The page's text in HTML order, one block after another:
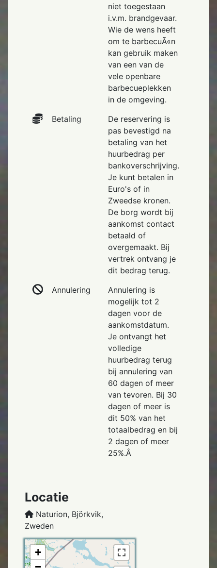
niet toegestaan
i.v.m. brandgevaar.
Wie de wens heeft
om te barbecuÃ«n
kan gebruik maken
van een van de
vele openbare
barbecueplekken
in de omgeving.
Betaling
De reservering is
pas bevestigd na
betaling van het
huurbedrag per
bankoverschrijving.
Je kunt betalen in
Euro's of in
Zweedse kronen.
De borg wordt bij
aankomst contact
betaald of
overgemaakt. Bij
vertrek ontvang je
dit bedrag terug.
Annulering
Annulering is
mogelijk tot 2
dagen voor de
aankomstdatum.
Je ontvangt het
volledige
huurbedrag terug
bij annulering van
60 dagen of meer
van tevoren. Bij 30
dagen of meer is
dit 50% van het
totaalbedrag en bij
2 dagen of meer
25%.Â
Locatie
Naturion, Björkvik,
Zweden
+